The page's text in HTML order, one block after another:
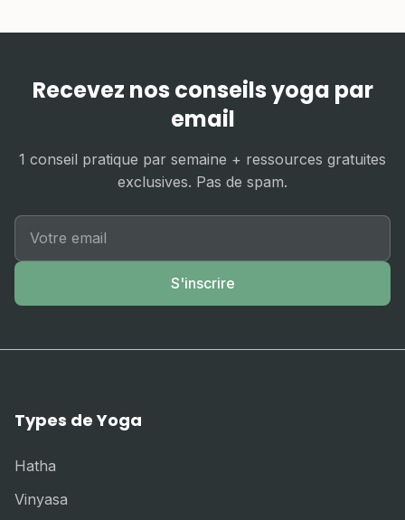
Recevez nos conseils yoga par
email
1 conseil pratique par semaine + ressources gratuites
exclusives. Pas de spam.
S'inscrire
Types de Yoga
Hatha
Vinyasa